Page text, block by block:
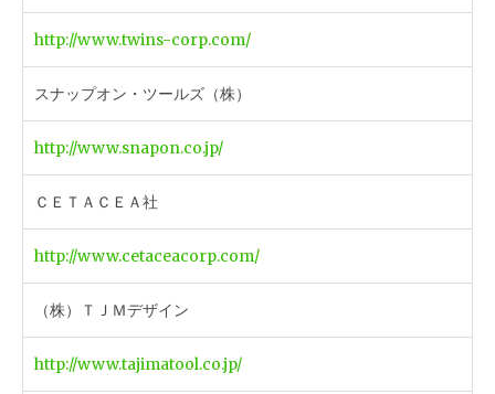
http://www.twins-corp.com/
スナップオン・ツールズ（株）
http://www.snapon.co.jp/
ＣＥＴＡＣＥＡ社
http://www.cetaceacorp.com/
（株）ＴＪＭデザイン
http://www.tajimatool.co.jp/